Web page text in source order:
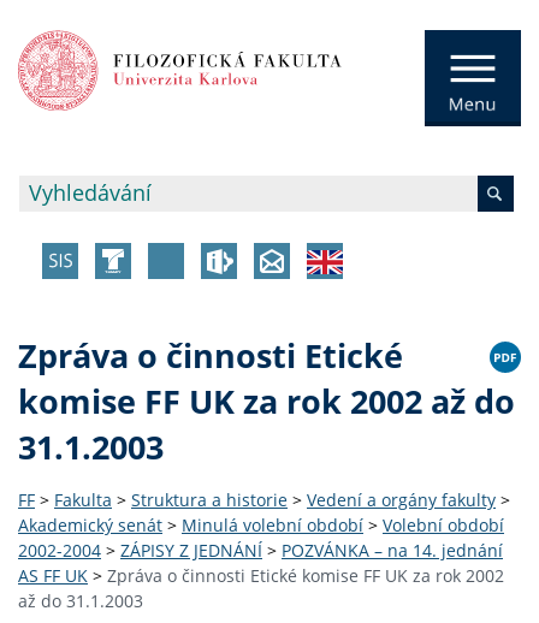
Zpráva o činnosti Etické
komise FF UK za rok 2002 až do
31.1.2003
FF > Fakulta > Struktura a historie > Vedení a orgány fakulty >
Akademický senát > Minulá volební období > Volební období
2002-2004 > ZÁPISY Z JEDNÁNÍ > POZVÁNKA – na 14. jednání
AS FF UK > Zpráva o činnosti Etické komise FF UK za rok 2002
až do 31.1.2003